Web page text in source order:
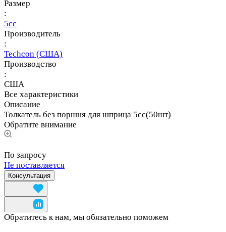
Размер
:
5сс
Производитель
:
Techcon (США)
Производство
:
США
Все характеристики
Описание
Толкатель без поршня для шприца 5сс(50шт)
Обратите внимание
По запросу
Не поставляется
Консультация
Обратитесь к нам, мы обязательно поможем